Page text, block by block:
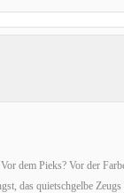
dem Pieks? Vor der
das quietschgelbe